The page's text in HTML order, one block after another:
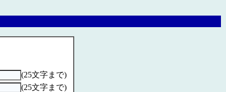
(25文字まで)
(25文字まで)